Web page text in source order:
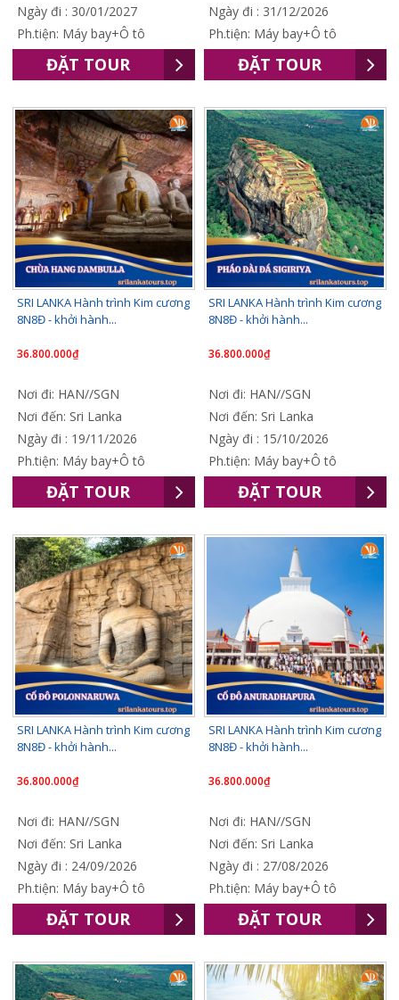
Ngày đi : 30/01/2027
Ph.tiện: Máy bay+Ô tô
ĐẶT TOUR
Ngày đi : 31/12/2026
Ph.tiện: Máy bay+Ô tô
ĐẶT TOUR
SRI LANKA Hành trình Kim cương
8N8Đ - khởi hành...
36.800.000₫
Nơi đi: HAN//SGN
Nơi đến: Sri Lanka
Ngày đi : 19/11/2026
Ph.tiện: Máy bay+Ô tô
ĐẶT TOUR
SRI LANKA Hành trình Kim cương
8N8Đ - khởi hành...
36.800.000₫
Nơi đi: HAN//SGN
Nơi đến: Sri Lanka
Ngày đi : 15/10/2026
Ph.tiện: Máy bay+Ô tô
ĐẶT TOUR
SRI LANKA Hành trình Kim cương
8N8Đ - khởi hành...
36.800.000₫
Nơi đi: HAN//SGN
Nơi đến: Sri Lanka
Ngày đi : 24/09/2026
Ph.tiện: Máy bay+Ô tô
ĐẶT TOUR
SRI LANKA Hành trình Kim cương
8N8Đ - khởi hành...
36.800.000₫
Nơi đi: HAN//SGN
Nơi đến: Sri Lanka
Ngày đi : 27/08/2026
Ph.tiện: Máy bay+Ô tô
ĐẶT TOUR